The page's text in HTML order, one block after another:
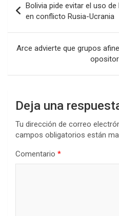
de
entradas
Bolivia pide evitar el uso
en conflicto Rusia-Ucrania
Arce advierte que grupos
Deja una
Tu dirección de correo
campos obligatorios están
Comentario *